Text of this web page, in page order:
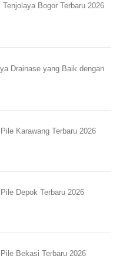
Bogor Terbaru 2026
Drainase yang Baik dengan
Karawang Terbaru 2026
Depok Terbaru 2026
Bekasi Terbaru 2026